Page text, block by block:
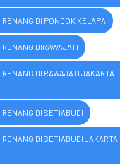
DI PONDOK KELAPA
DIRAWAJATI
DI RAWAJATI JAKARTA
DI SETIABUDI
DI SETIABUDI JAKARTA